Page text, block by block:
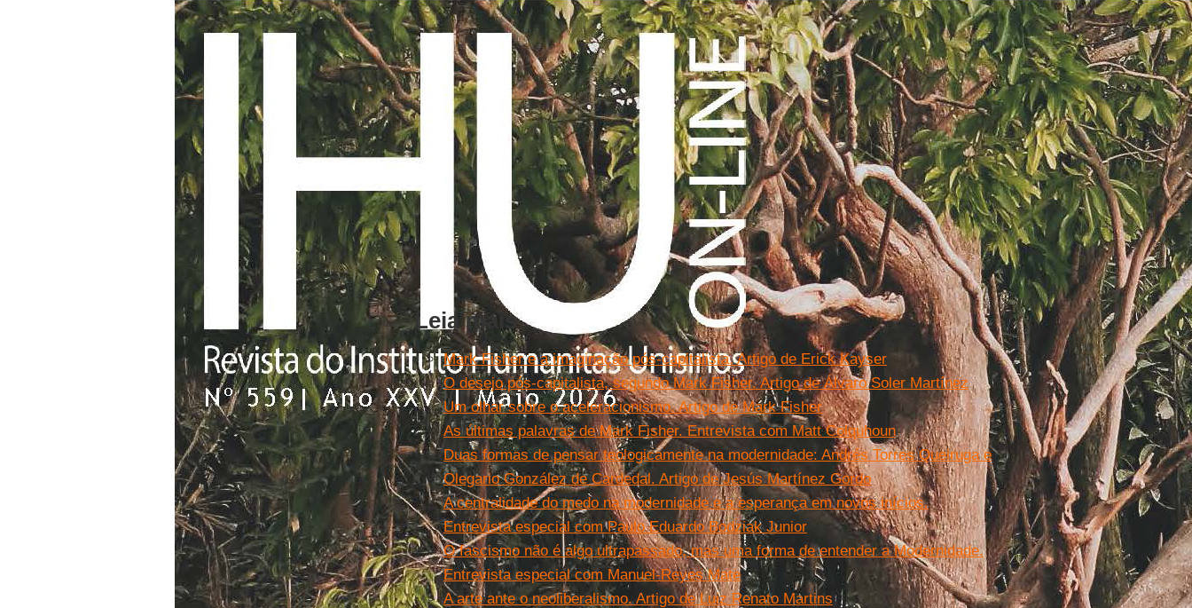
Leia mais
Mark Fisher e a imaginação pós-capitalista. Artigo de Erick Kayser
O desejo pós-capitalista, segundo Mark Fisher. Artigo de Álvaro Soler Martínez
Um olhar sobre o aceleracionismo. Artigo de Mark Fisher
As últimas palavras de Mark Fisher. Entrevista com Matt Colquhoun
Duas formas de pensar teologicamente na modernidade: Andrés Torres Queiruga e
Olegario González de Cardedal. Artigo de Jesús Martínez Gordo
A centralidade do medo na modernidade e a esperança em novos inícios.
Entrevista especial com Paulo Eduardo Bodziak Junior
O fascismo não é algo ultrapassado, mas uma forma de entender a Modernidade.
Entrevista especial com Manuel-Reyes Mate
A arte ante o neoliberalismo. Artigo de Luiz Renato Martins